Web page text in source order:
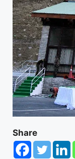
Share